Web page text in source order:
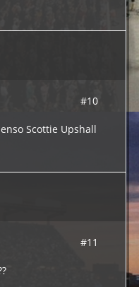
#10
Scottie Upshall
#11